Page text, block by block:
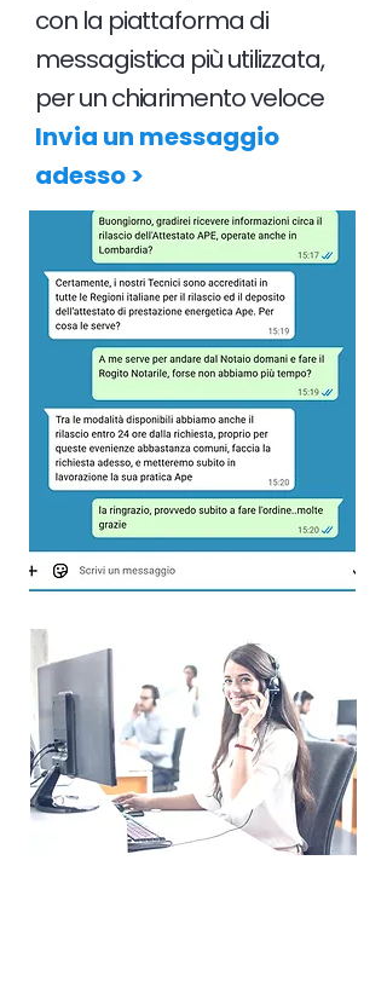
con la piattaforma di
messagistica più utilizzata,
per un chiarimento veloce
Invia un messaggio
adesso >